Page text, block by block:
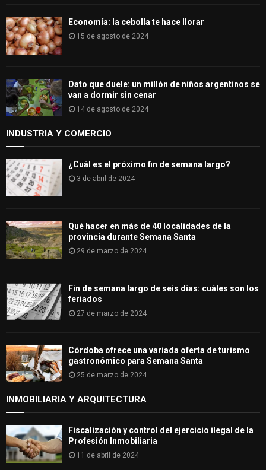
Economía: la cebolla te hace llorar
15 de agosto de 2024
Dato que duele: un millón de niños argentinos se
van a dormir sin cenar
14 de agosto de 2024
INDUSTRIA Y COMERCIO
¿Cuál es el próximo fin de semana largo?
3 de abril de 2024
Qué hacer en más de 40 localidades de la
provincia durante Semana Santa
29 de marzo de 2024
Fin de semana largo de seis días: cuáles son los
feriados
27 de marzo de 2024
Córdoba ofrece una variada oferta de turismo
gastronómico para Semana Santa
25 de marzo de 2024
INMOBILIARIA Y ARQUITECTURA
Fiscalización y control del ejercicio ilegal de la
Profesión Inmobiliaria
11 de abril de 2024